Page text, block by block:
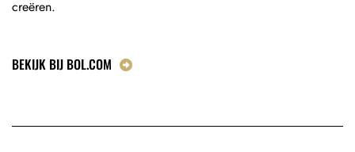
creëren.
BEKIJK BIJ BOL.COM